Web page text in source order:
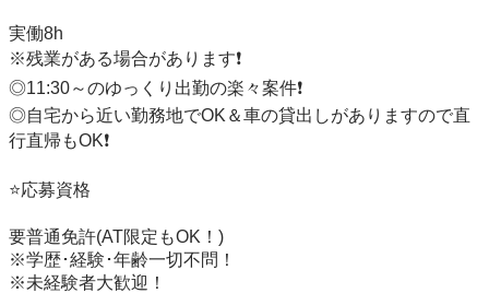
実働8h
※残業がある場合があります❗️
◎11:30～のゆっくり出勤の楽々案件❗️
◎自宅から近い勤務地でOK＆車の貸出しがありますので直
行直帰もOK❗️
⭐️応募資格
要普通免許(AT限定もOK！)
※学歴･経験･年齢一切不問！
※未経験者大歓迎！